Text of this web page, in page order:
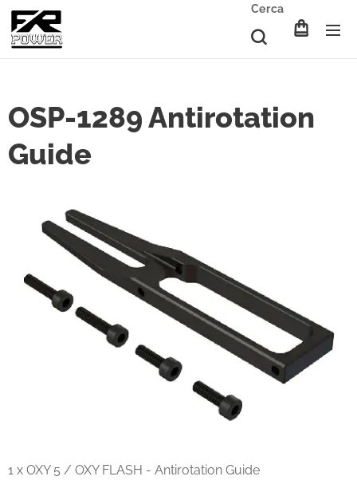
Cerca
OSP-1289 Antirotation
Guide
1 x OXY 5 / OXY FLASH - Antirotation Guide